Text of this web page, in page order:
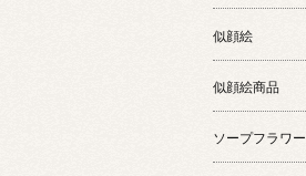
似顔絵
似顔絵商品
ソープフラワー